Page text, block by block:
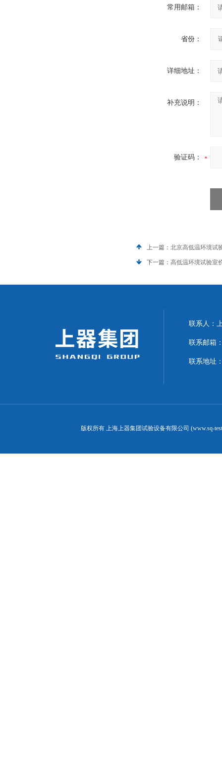
常用邮箱：
省份：
详细地址：
补充说明：
验证码：
上一篇： 北京高低温环境试
下一篇： 高低温环境试验室
联系人：
联系邮箱
联系地址
版权所有 上海上器集团试验设备有限公司 (www.sq-